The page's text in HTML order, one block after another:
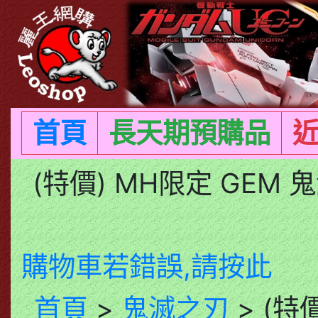
首頁 長天期預購品
(特價) MH限定 GEM
購物車若錯誤,請按此
首頁>鬼滅之刃> (特